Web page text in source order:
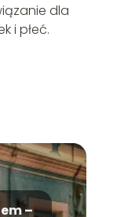
dla
i płeć.
–